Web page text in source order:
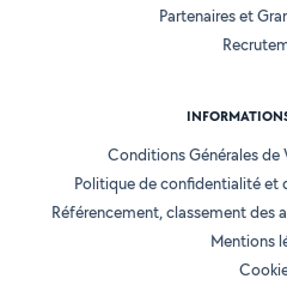
Partenaires et
Conditions Générales
Politique de confidentialité et
Référencement, classement des
Mentions